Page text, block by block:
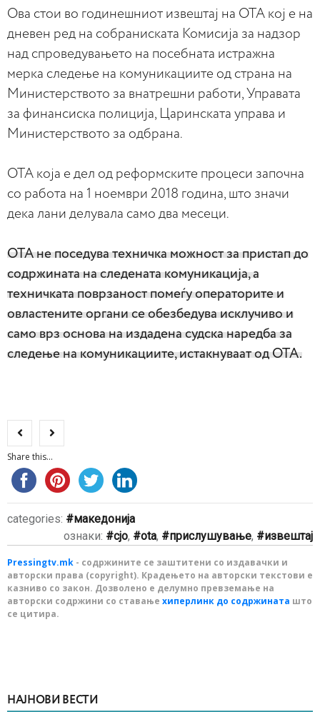
Ова стои во годинешниот извештај на ОТА кој е на
дневен ред на собраниската Комисија за надзор
над спроведувањето на посебната истражна
мерка следење на комуникациите од страна на
Министерството за внатрешни работи, Управата
за финансиска полиција, Царинската управа и
Министерството за одбрана.
ОТА која е дел од реформските процеси започна
со работа на 1 ноември 2018 година, што значи
дека лани делувала само два месеци.
ОТА не поседува техничка можност за пристап до
содржината на следената комуникација, а
техничката поврзаност помеѓу операторите и
oвластените органи се обезбедува исклучиво и
само врз основа на издадена судска наредба за
следење на комуникациите, истакнуваат од ОТА.
Share this...
categories:
македонија
ознаки:
сјо, ota, прислушување, извештај
Pressingtv.mk - содржините се заштитени со издавачки и
авторски права (copyright). Крадењето на авторски текстови е
казниво со закон. Дозволено е делумно превземање на
авторски содржини со ставање хиперлинк до содржината што
се цитира.
НАЈНОВИ ВЕСТИ